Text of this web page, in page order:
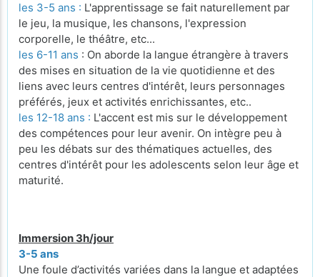
les 3-5 ans : L'apprentissage se fait naturellement par
le jeu, la musique, les chansons, l'expression
corporelle, le théâtre, etc...
les 6-11 ans : On aborde la langue étrangère à travers
des mises en situation de la vie quotidienne et des
liens avec leurs centres d'intérêt, leurs personnages
préférés, jeux et activités enrichissantes, etc..
les 12-18 ans : L'accent est mis sur le développement
des compétences pour leur avenir. On intègre peu à
peu les débats sur des thématiques actuelles, des
centres d'intérêt pour les adolescents selon leur âge et
maturité.
Immersion 3h/jour
3-5 ans
Une foule d’activités variées dans la langue et adaptées